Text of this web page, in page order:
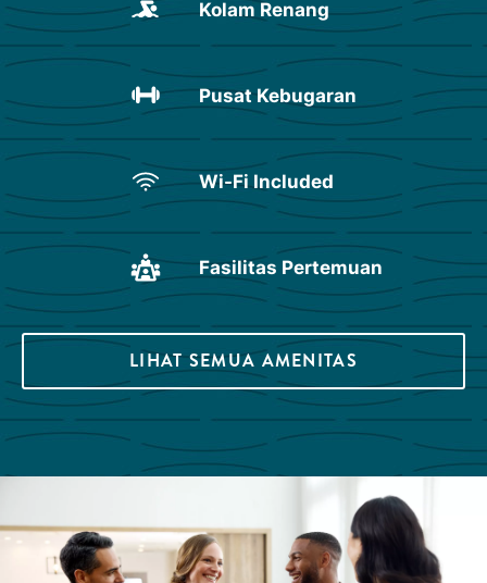
Kolam Renang
Pusat Kebugaran
Wi-Fi Included
Fasilitas Pertemuan
LIHAT SEMUA AMENITAS